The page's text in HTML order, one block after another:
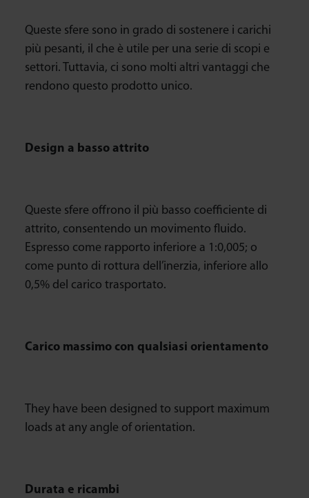
Queste sfere sono in grado di sostenere i carichi
più pesanti, il che è utile per una serie di scopi e
settori. Tuttavia, ci sono molti altri vantaggi che
rendono questo prodotto unico.
Design a basso attrito
Queste sfere offrono il più basso coefficiente di
attrito, consentendo un movimento fluido.
Espresso come rapporto inferiore a 1:0,005; o
come punto di rottura dell’inerzia, inferiore allo
0,5% del carico trasportato.
Carico massimo con qualsiasi orientamento
They have been designed to support maximum
loads at any angle of orientation.
Durata e ricambi